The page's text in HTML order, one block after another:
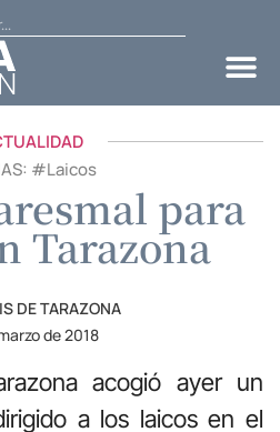
#Laicos
para
Tarazona
DE TARAZONA
de 2018
acogió ayer un
a los laicos en el